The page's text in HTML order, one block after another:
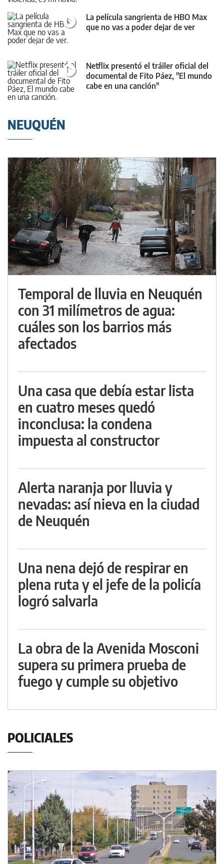
La película sangrienta de HBO Max
que no vas a poder dejar de ver
Netflix presentó el tráiler oficial del
documental de Fito Páez, "El mundo
cabe en una canción"
NEUQUÉN
Temporal de lluvia en Neuquén
con 31 milímetros de agua:
cuáles son los barrios más
afectados
Una casa que debía estar lista
en cuatro meses quedó
inconclusa: la condena
impuesta al constructor
Alerta naranja por lluvia y
nevadas: así nieva en la ciudad
de Neuquén
Una nena dejó de respirar en
plena ruta y el jefe de la policía
logró salvarla
La obra de la Avenida Mosconi
supera su primera prueba de
fuego y cumple su objetivo
POLICIALES